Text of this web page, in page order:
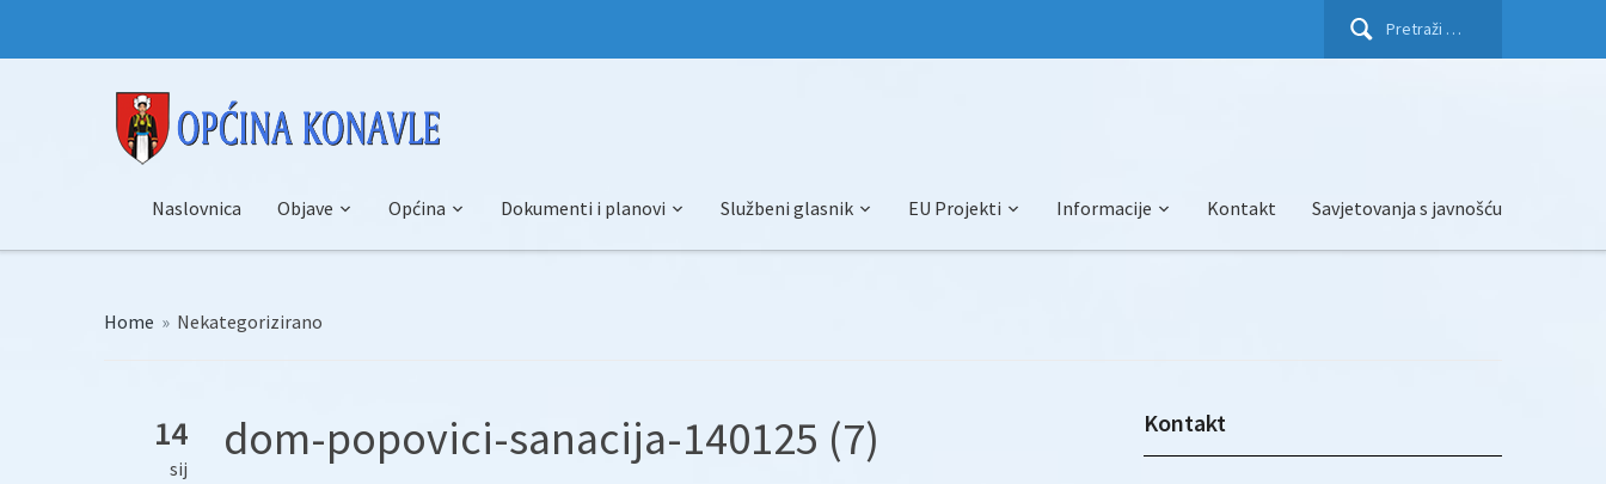
Pretraži:
Naslovnica Objave Općina Dokumenti i planovi Službeni glasnik EU Projekti Informacije Kontakt Savjetovanja s javnošću
Home » Nekategorizirano
14
sij
dom-popovici-sanacija-140125 (7) Kontakt